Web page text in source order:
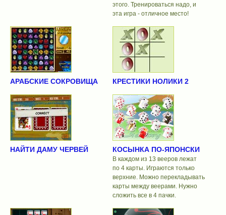
этого. Тренироваться надо, и
эта игра - отличное место!
АРАБСКИЕ СОКРОВИЩА КРЕСТИКИ НОЛИКИ 2
НАЙТИ ДАМУ ЧЕРВЕЙ КОСЫНКА ПО-ЯПОНСКИ
В каждом из 13 вееров лежат
по 4 карты. Играются только
верхние. Можно перекладывать
карты между веерами. Нужно
сложить все в 4 пачки.